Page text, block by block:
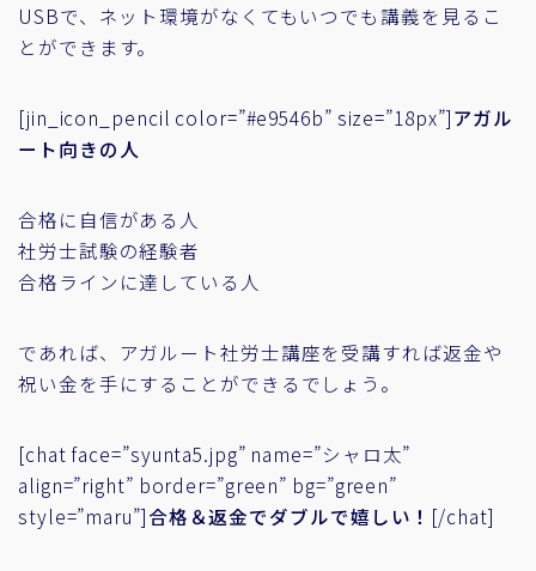
USBで、ネット環境がなくてもいつでも講義を見るこ
とができます。
[jin_icon_pencil color=”#e9546b” size=”18px”]アガル
ート向きの人
合格に自信がある人
社労士試験の経験者
合格ラインに達している人
であれば、アガルート社労士講座を受講すれば返金や
祝い金を手にすることができるでしょう。
[chat face=”syunta5.jpg” name=”シャロ太”
align=”right” border=”green” bg=”green”
style=”maru”]合格＆返金でダブルで嬉しい！ [/chat]